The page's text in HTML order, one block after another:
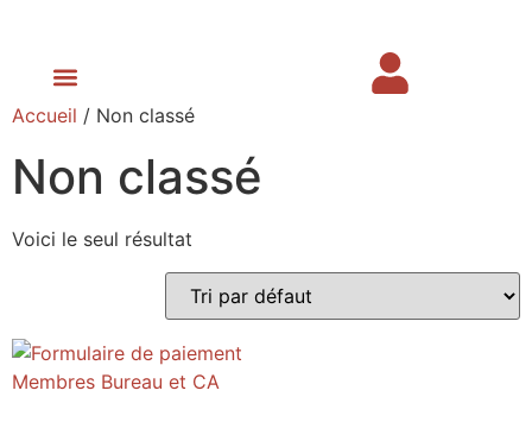
Accueil / Non classé
Non classé
Voici le seul résultat